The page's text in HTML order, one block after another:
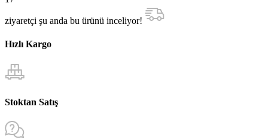
ziyaretçi şu anda bu ürünü inceliyor!
Hızlı Kargo
Stoktan Satış